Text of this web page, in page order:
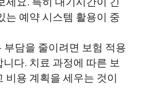
는 예약 시스템 활용이 중
부담을 줄이려면 보험 적용
다. 치료 과정에 따른 보
비용 계획을 세우는 것이